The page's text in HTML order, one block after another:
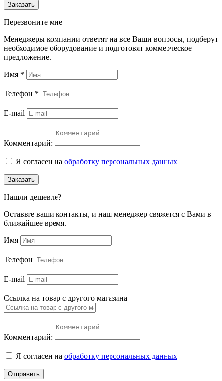
Заказать
Перезвоните мне
Менеджеры компании ответят на все Ваши вопросы, подберут
необходимое оборудование и подготовят коммерческое
предложение.
Имя *
Телефон *
E-mail
Комментарий:
Я согласен на обработку персональных данных
Заказать
Нашли дешевле?
Оставьте ваши контакты, и наш менеджер свяжется с Вами в
ближайшее время.
Имя
Телефон
E-mail
Ссылка на товар с другого магазина
Комментарий:
Я согласен на обработку персональных данных
Отправить